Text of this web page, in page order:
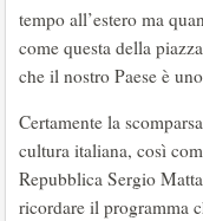
tempo all’estero ma
come questa della
che il nostro Paese è
Certamente la
cultura italiana, così
Repubblica Sergio
ricordare il programma